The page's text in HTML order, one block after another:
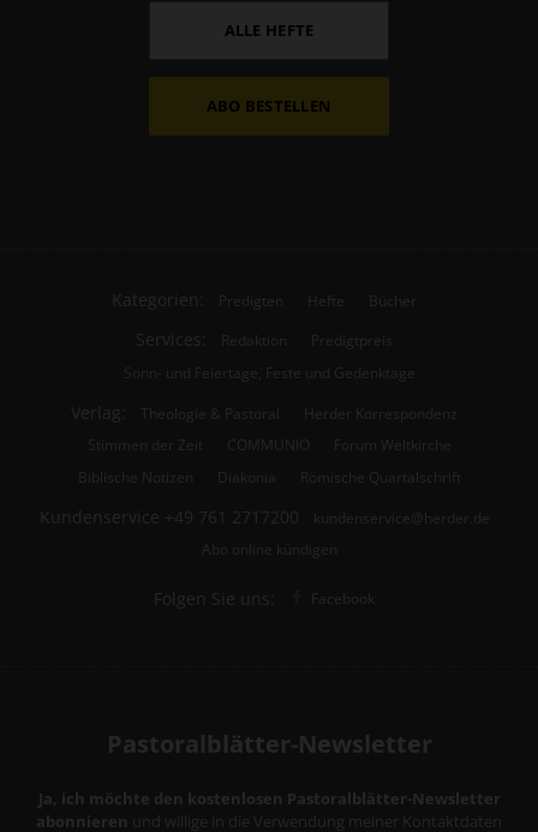
ALLE HEFTE
ABO BESTELLEN
Kategorien: Predigten Hefte Bücher
Services: Redaktion
Predigtpreis
Sonn- und Feiertage, Feste und Gedenktage
Verlag: Theologie & Pastoral
Herder Korrespondenz
Stimmen der Zeit
COMMUNIO
Forum Weltkirche
Biblische Notizen
Diakonia Römische Quartalschrift
Kundenservice +49 761 2717200
kundenservice@herder.de
Abo online kündigen
Folgen Sie uns: Facebook
Pastoralblätter-Newsletter
Ja, ich möchte den kostenlosen Pastoralblätter-Newsletter
abonnieren und willige in die Verwendung meiner Kontaktdaten